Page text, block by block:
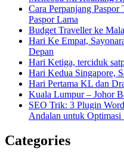
Cara Perpanjang
Paspor Lama
Budget Traveller ke
Hari Ke Empat,
Depan
Hari Ketiga, terciduk
Hari Kedua Singapore,
Hari Pertama KL dan
Kuala Lumpur – Johor
SEO Trik: 3 Plugin
Andalan untuk
Categories